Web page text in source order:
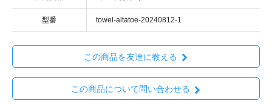
型番 towel-altatoe-20240812-1
この商品を友達に教える
この商品について問い合わせる